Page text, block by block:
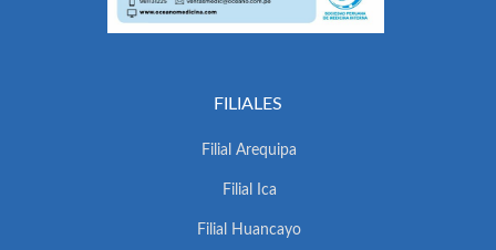
FILIALES
Filial Arequipa
Filial Ica
Filial Huancayo